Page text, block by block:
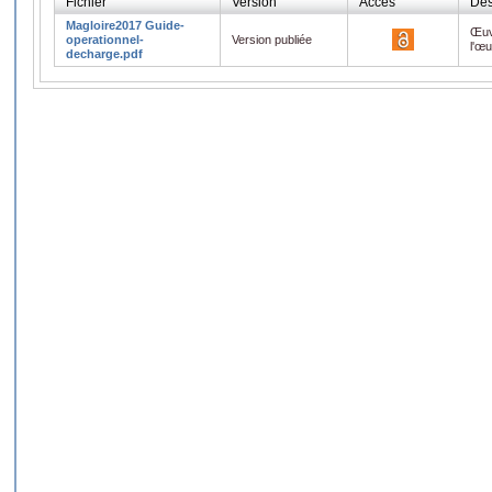
Magloire2017 Guide-
operationnel-
decharge.pdf
Version publiée